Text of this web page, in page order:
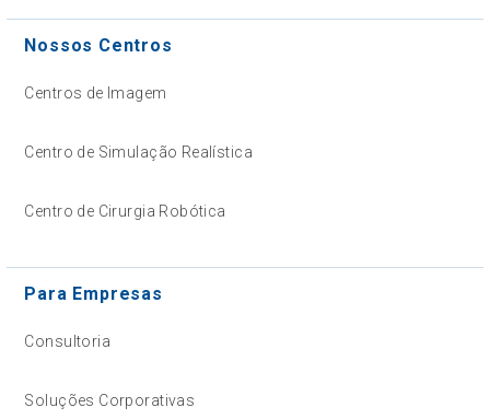
Nossos Centros
Centros de Imagem
Centro de Simulação Realística
Centro de Cirurgia Robótica
Para Empresas
Consultoria
Soluções Corporativas